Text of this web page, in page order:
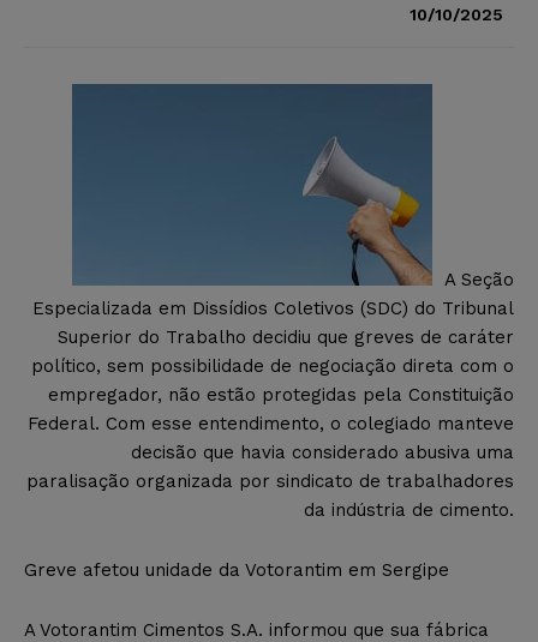
10/10/2025
A Seção
Especializada em Dissídios Coletivos (SDC) do Tribunal
Superior do Trabalho decidiu que greves de caráter
político, sem possibilidade de negociação direta com o
empregador, não estão protegidas pela Constituição
Federal. Com esse entendimento, o colegiado manteve
decisão que havia considerado abusiva uma
paralisação organizada por sindicato de trabalhadores
da indústria de cimento.
Greve afetou unidade da Votorantim em Sergipe
A Votorantim Cimentos S.A. informou que sua fábrica